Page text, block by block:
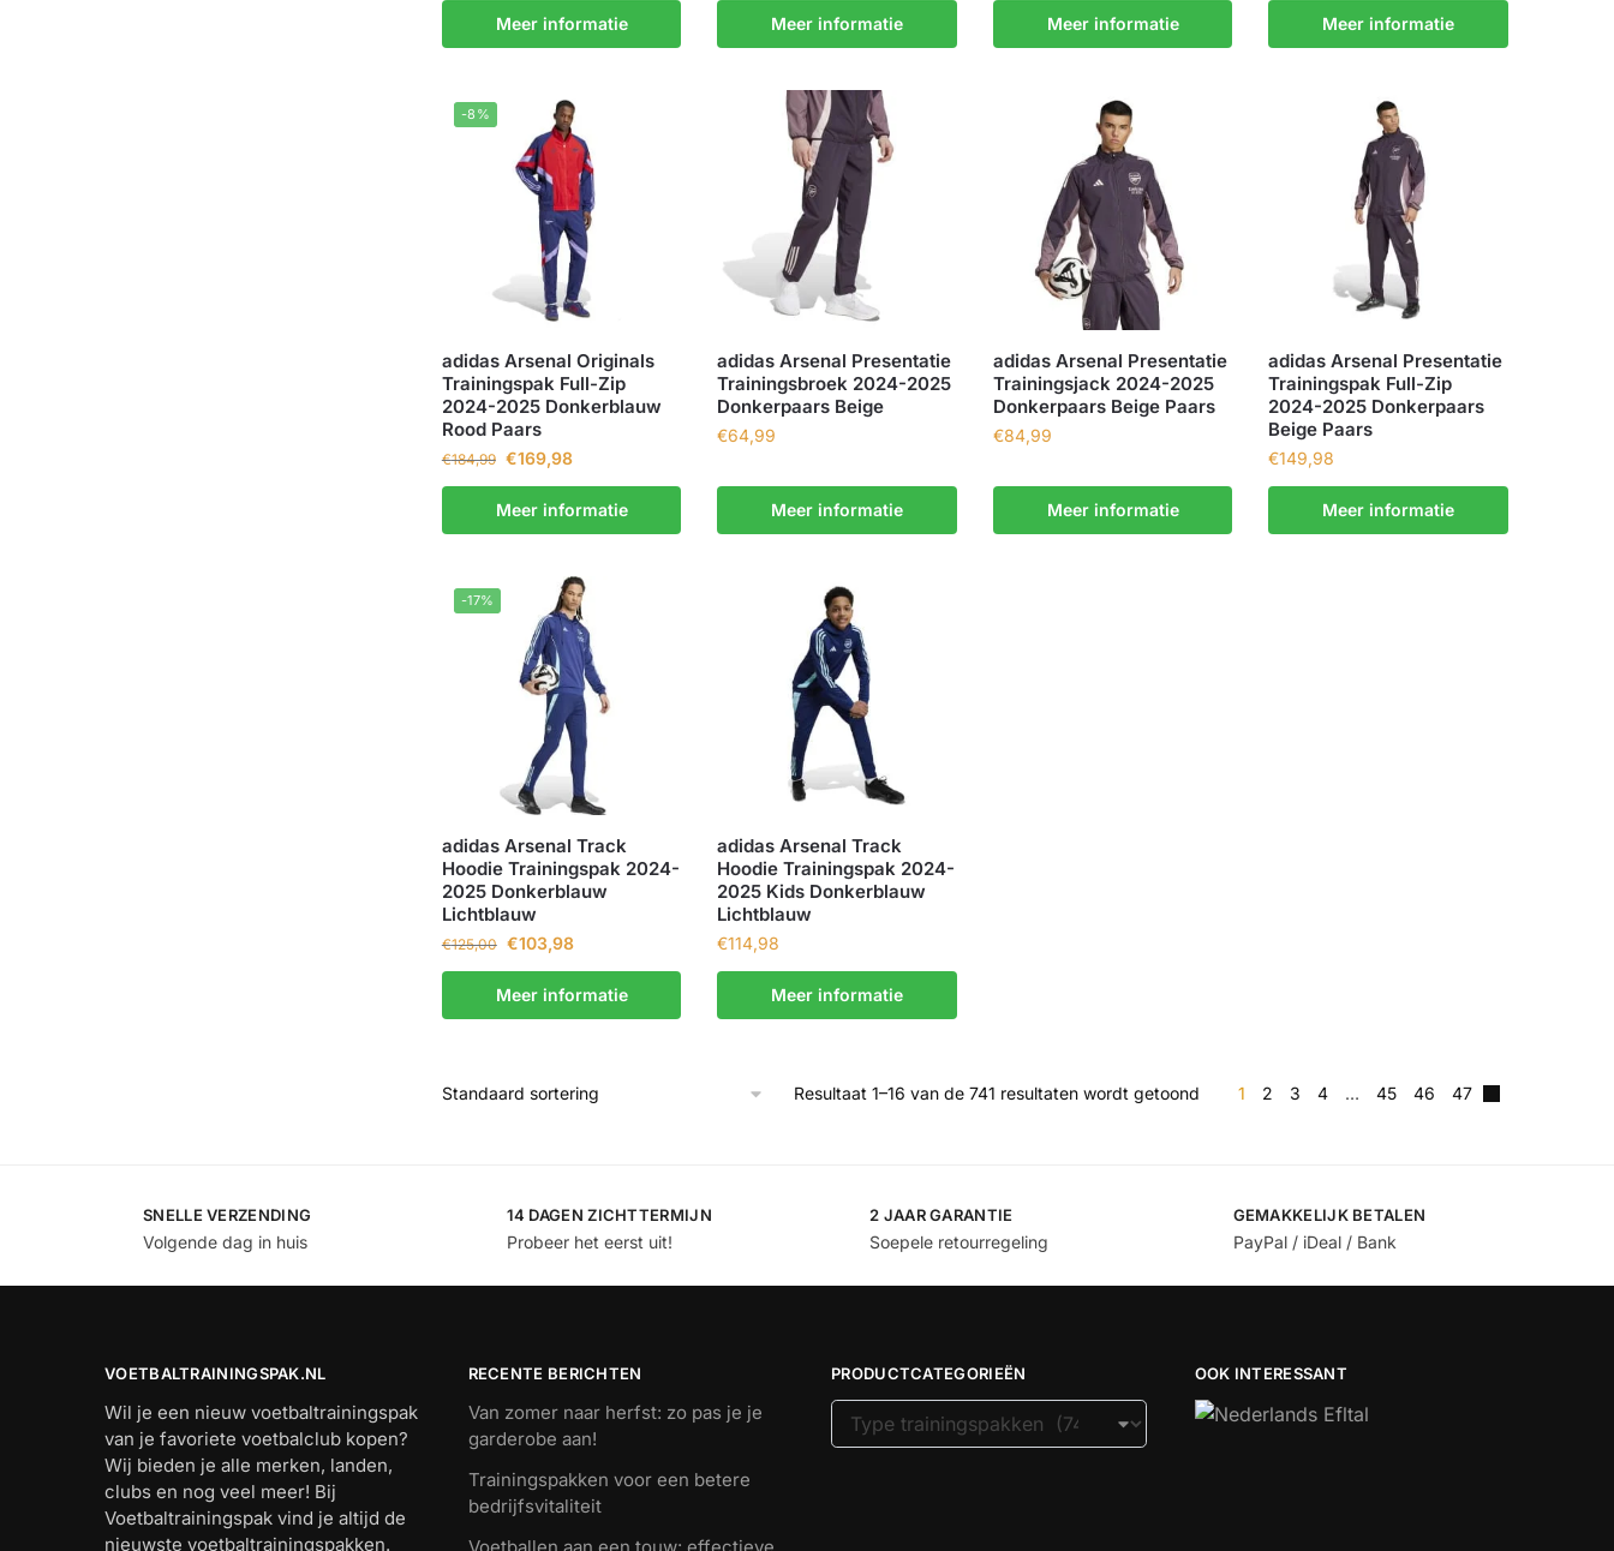
Meer informatie Meer informatie Meer informatie Meer informatie
-8%
adidas Arsenal Originals
Trainingspak Full-Zip
2024-2025 Donkerblauw
Rood Paars
€184,99 €169,98
Meer informatie
adidas Arsenal Presentatie
Trainingsbroek 2024-2025
Donkerpaars Beige
€64,99
Meer informatie
adidas Arsenal Presentatie
Trainingsjack 2024-2025
Donkerpaars Beige Paars
€84,99
Meer informatie
adidas Arsenal Presentatie
Trainingspak Full-Zip
2024-2025 Donkerpaars
Beige Paars
€149,98
Meer informatie
-17%
adidas Arsenal Track
Hoodie Trainingspak 2024-
2025 Donkerblauw
Lichtblauw
€125,00 €103,98
Meer informatie
adidas Arsenal Track
Hoodie Trainingspak 2024-
2025 Kids Donkerblauw
Lichtblauw
€114,98
Meer informatie
Resultaat 1–16 van de 741 resultaten wordt getoond 1 2 3 4 … 45 46 47
SNELLE VERZENDING
Volgende dag in huis
14 DAGEN ZICHTTERMIJN
Probeer het eerst uit!
2 JAAR GARANTIE
Soepele retourregeling
GEMAKKELIJK BETALEN
PayPal / iDeal / Bank
VOETBALTRAININGSPAK.NL
Wil je een nieuw voetbaltrainingspak
van je favoriete voetbalclub kopen?
Wij bieden je alle merken, landen,
clubs en nog veel meer! Bij
Voetbaltrainingspak vind je altijd de
nieuwste voetbaltrainingspakken.
RECENTE BERICHTEN
Van zomer naar herfst: zo pas je je
garderobe aan!
Trainingspakken voor een betere
bedrijfsvitaliteit
PRODUCTCATEGORIEËN OOK INTERESSANT